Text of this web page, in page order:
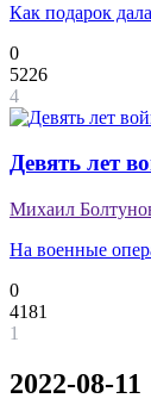
Как подарок
0
5226
4
Девять лет
Михаил
На военные
0
4181
1
2022-08-11